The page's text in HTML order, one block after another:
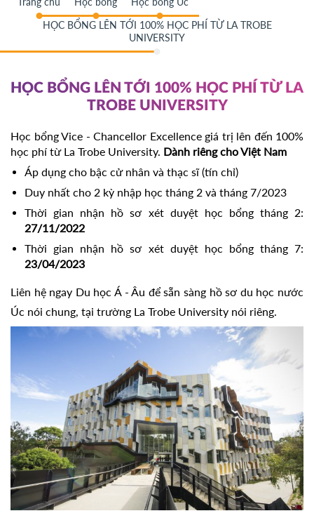
Trang chủ Học bổng Học bổng Úc
HỌC BỔNG LÊN TỚI 100% HỌC PHÍ TỪ LA TROBE
UNIVERSITY
HỌC BỔNG LÊN TỚI 100% HỌC PHÍ TỪ LA
TROBE UNIVERSITY
Học bổng Vice - Chancellor Excellence giá trị lên đến 100%
học phí từ La Trobe University. Dành riêng cho Việt Nam
Áp dụng cho bậc cử nhân và thạc sĩ (tín chỉ)
Duy nhất cho 2 kỳ nhập học tháng 2 và tháng 7/2023
27/11/2022
23/04/2023
Liên hệ ngay Du học Á - Âu để sẵn sàng hồ sơ du học nước
Úc nói chung, tại trường La Trobe University nói riêng.